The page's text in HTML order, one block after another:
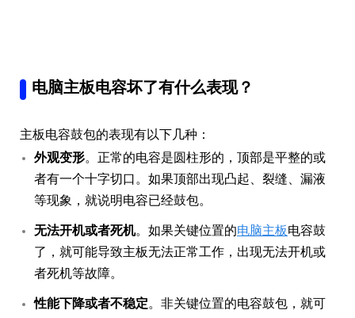
电脑主板电容坏了有什么表现？
主板电容鼓包的表现有以下几种：
外观变形。正常的电容是圆柱形的，顶部是平整的或
者有一个十字切口。如果顶部出现凸起、裂缝、漏液
等现象，就说明电容已经鼓包。
无法开机或者死机。如果关键位置的电脑主板电容鼓
了，就可能导致主板无法正常工作，出现无法开机或
者死机等故障。
性能下降或者不稳定。非关键位置的电容鼓包，就可